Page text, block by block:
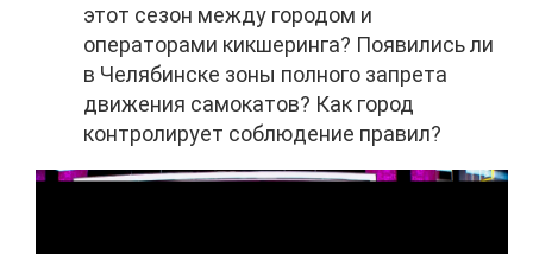
этот сезон между городом и
операторами кикшеринга? Появились ли
в Челябинске зоны полного запрета
движения самокатов? Как город
контролирует соблюдение правил?